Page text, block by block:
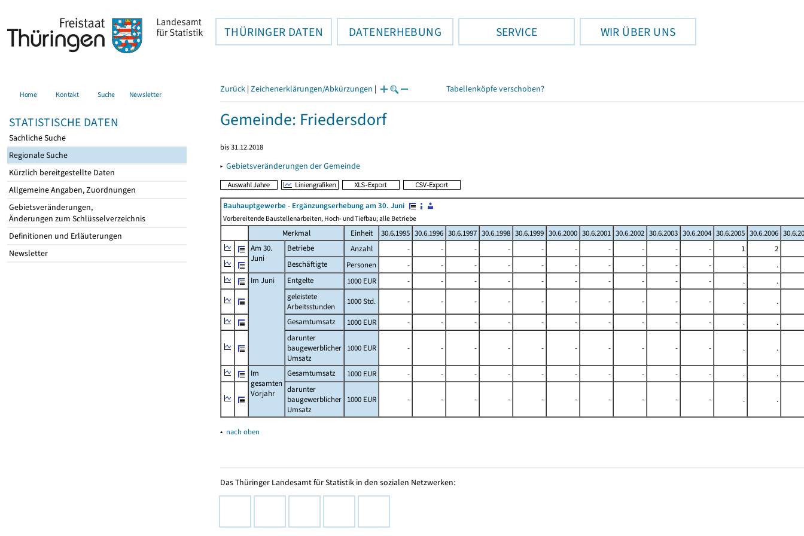
THÜRINGER DATEN DATENERHEBUNG SERVICE WIR ÜBER UNS
Home Kontakt Suche Newsletter
STATISTISCHE DATEN
Sachliche Suche
Regionale Suche
Kürzlich bereitgestellte Daten
Allgemeine Angaben, Zuordnungen
Gebietsveränderungen,
Änderungen zum Schlüsselverzeichnis
Definitionen und Erläuterungen
Newsletter
Zurück | Zeichenerklärungen/Abkürzungen | Tabellenköpfe verschoben?
Gemeinde: Friedersdorf
bis 31.12.2018
▸ Gebietsveränderungen der Gemeinde
Bauhauptgewerbe - Ergänzungserhebung am 30. Juni
Vorbereitende Baustellenarbeiten, Hoch- und Tiefbau; alle Betriebe
Merkmal Einheit 30.6.1995 30.6.1996 30.6.1997 30.6.1998 30.6.1999 30.6.2000 30.6.2001 30.6.2002 30.6.2003 30.6.2004 30.6.2005 30.6.2006
Am 30.
Juni
Betriebe Anzahl - - - - - - - - - - 1
2
Beschäftigte
Personen - - - - - - - - - - .
.
Im Juni
Entgelte 1000 EUR - - - - - - - - - - .
.
geleistete
Arbeitsstunden
1000 Std. - - - - - - - - - - .
.
Gesamtumsatz
1000 EUR - - - - - - - - - - .
.
darunter
baugewerblicher
Umsatz
1000 EUR - - - - - - - - - - . .
Im
gesamten
Vorjahr
Gesamtumsatz 1000 EUR - - - - - - - - - - .
.
darunter
baugewerblicher
Umsatz
1000 EUR - - - - - - - - - - . .
▴ nach oben
Das Thüringer Landesamt für Statistik in den sozialen Netzwerken: